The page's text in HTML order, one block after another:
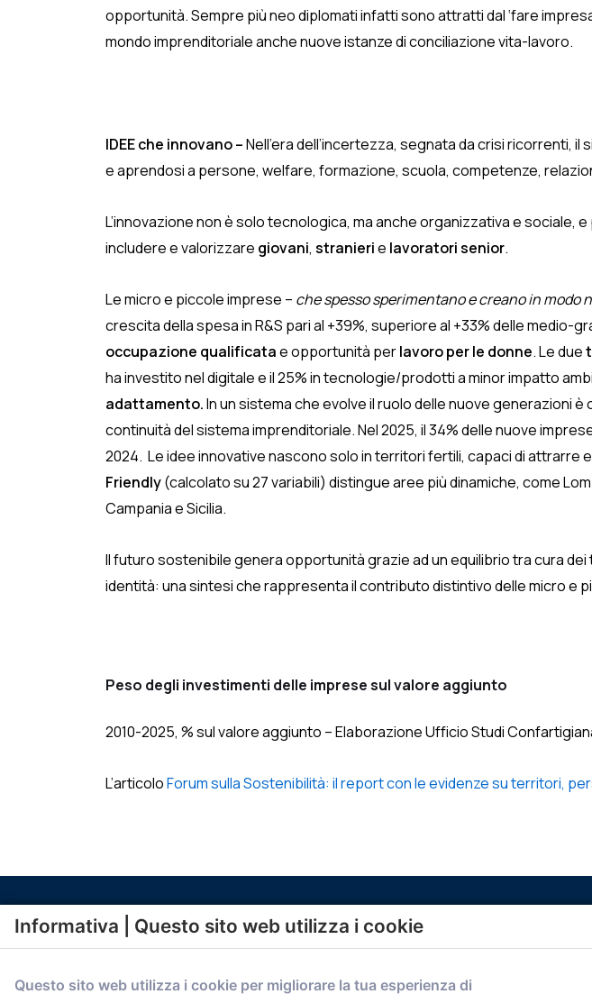
opportunità. Sempre più neo diplomati infatti sono attratti dal ‘fare
mondo imprenditoriale anche nuove istanze di conciliazione vita-lavoro.
IDEE che innovano –Nell’era dell’incertezza, segnata da crisi ricorrenti,
e aprendosi a persone, welfare, formazione, scuola, competenze,
L’innovazione non è solo tecnologica, ma anche organizzativa e
includere e valorizzare giovani, stranierie lavoratori senior.
Le micro e piccole imprese – che spesso sperimentano e creano in modo
crescita della spesa in R&S pari al +39%, superiore al +33% delle
occupazione qualificatae opportunità perlavoro per le donne. Le due
ha investito nel digitale e il 25% in tecnologie/prodotti a minor impatto
adattamento.In un sistema che evolve il ruolo delle nuove generazioni
continuità del sistema imprenditoriale. Nel 2025, il 34% delle nuove
2024. Le idee innovative nascono solo in territori fertili, capaci di attrarre
Friendly(calcolato su 27 variabili) distingue aree più dinamiche, come
Campania e Sicilia.
Il futuro sostenibile genera opportunità grazie ad un equilibrio tra cura
identità: una sintesi che rappresenta il contributo distintivo delle micro e
Peso degli investimenti delle imprese sul valore aggiunto
2010-2025, % sul valore aggiunto – Elaborazione Ufficio Studi
L’articoloForum sulla Sostenibilità: il report con le evidenze su territori,
Informativa | Questo sito web utilizza i cookie
Questo sito web utilizza i cookie per migliorare la tua esperienza di